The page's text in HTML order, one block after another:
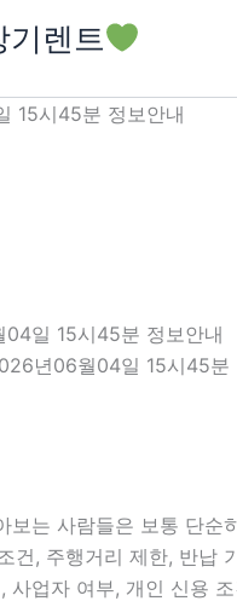
기렌트
15시45분 정보안내
일 15시45분 정보안내
년06월04일 15시45분
보는 사람들은 보통 단순
건, 주행거리 제한, 반납
사업자 여부, 개인 신용